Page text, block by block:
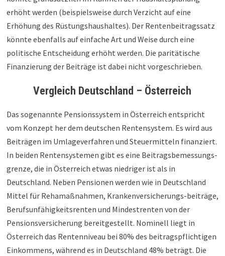
erhöht werden (beispielsweise durch Verzicht auf eine
Erhöhung des Rüstungshaushaltes). Der Rentenbeitragssatz
könnte ebenfalls auf einfache Art und Weise durch eine
politische Entscheidung erhöht werden. Die paritätische
Finanzierung der Beiträge ist dabei nicht vorgeschrieben.
Vergleich Deutschland – Österreich
Das sogenannte Pensionssystem in Österreich entspricht
vom Konzept her dem deutschen Rentensystem. Es wird aus
Beiträgen im Umlageverfahren und Steuermitteln finanziert.
In beiden Rentensystemen gibt es eine Beitragsbemessungs-
grenze, die in Österreich etwas niedriger ist als in
Deutschland. Neben Pensionen werden wie in Deutschland
Mittel für Rehamaßnahmen, Krankenversicherungs-beiträge,
Berufsunfähigkeitsrenten und Mindestrenten von der
Pensionsversicherung bereitgestellt. Nominell liegt in
Österreich das Rentenniveau bei 80% des beitragspflichtigen
Einkommens, während es in Deutschland 48% beträgt. Die